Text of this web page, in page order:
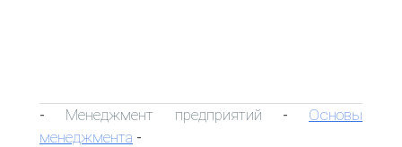
- Менеджмент предприятий - Основы
менеджмента -